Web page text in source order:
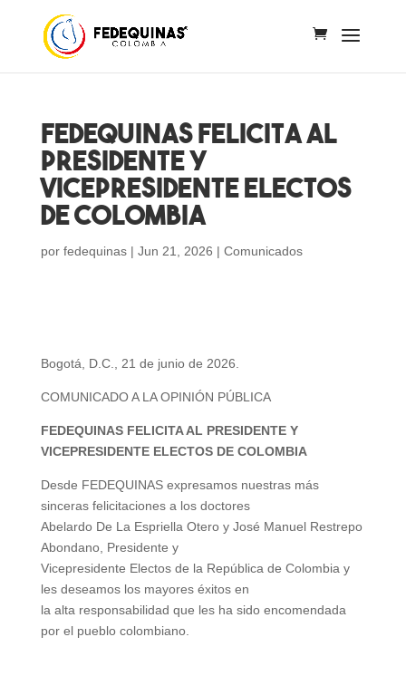
FEDEQUINAS FELICITA AL
PRESIDENTE Y
VICEPRESIDENTE ELECTOS
DE COLOMBIA
por fedequinas| Jun 21, 2026 | Comunicados
Bogotá, D.C., 21 de junio de 2026.
COMUNICADO A LA OPINIÓN PÚBLICA
FEDEQUINAS FELICITA AL PRESIDENTE Y
VICEPRESIDENTE ELECTOS DE COLOMBIA
Desde FEDEQUINAS expresamos nuestras más
sinceras felicitaciones a los doctores
Abelardo De La Espriella Otero y José Manuel Restrepo
Abondano, Presidente y
Vicepresidente Electos de la República de Colombia y
les deseamos los mayores éxitos en
la alta responsabilidad que les ha sido encomendada
por el pueblo colombiano.